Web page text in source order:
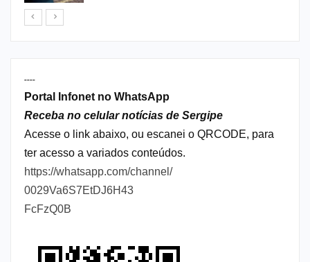
----
Portal Infonet no WhatsApp
Receba no celular notícias de Sergipe
Acesse o link abaixo, ou escanei o QRCODE, para
ter acesso a variados conteúdos.
https://whatsapp.com/channel/
0029Va6S7EtDJ6H43
FcFzQ0B